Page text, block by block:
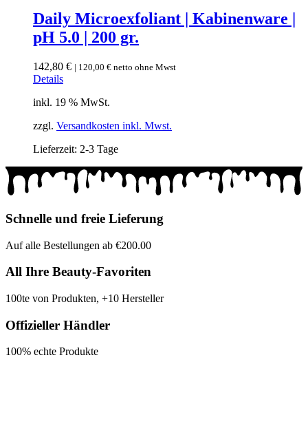
Daily Microexfoliant | Kabinenware |
pH 5.0 | 200 gr.
142,80 € | 120,00 € netto ohne Mwst
Details
inkl. 19 % MwSt.
zzgl. Versandkosten inkl. Mwst.
Lieferzeit: 2-3 Tage
Schnelle und freie Lieferung
Auf alle Bestellungen ab €200.00
All Ihre Beauty-Favoriten
100te von Produkten, +10 Hersteller
Offizieller Händler
100% echte Produkte